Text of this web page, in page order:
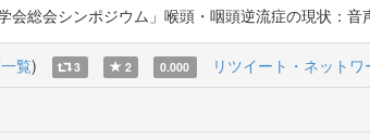
会総会シンポジウム」喉頭・咽頭逆流症の現状：
覧) 3 2 0.000 リツイート・ネットワ